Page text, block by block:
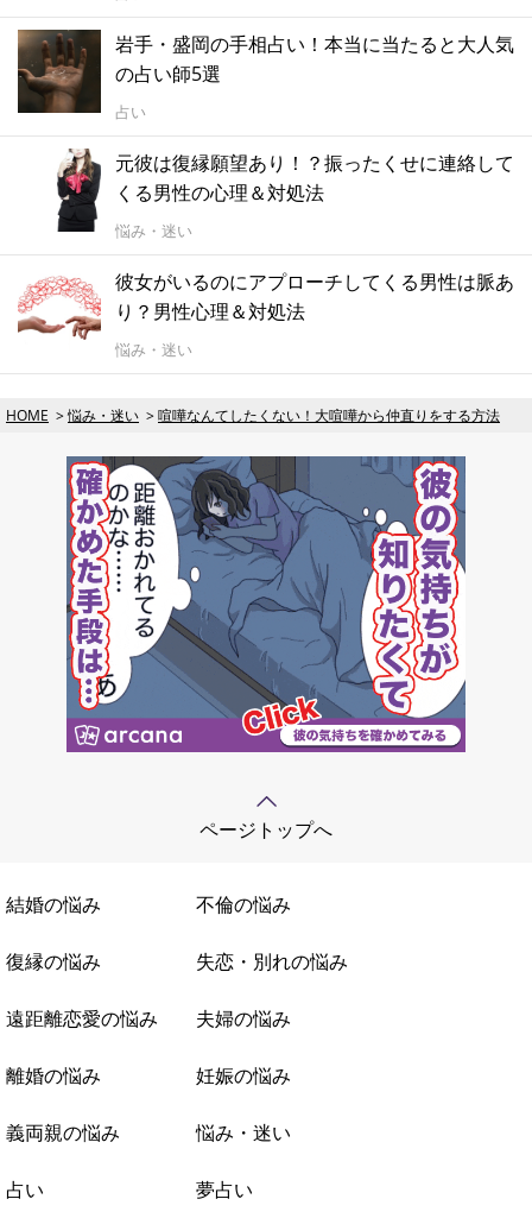
岩手・盛岡の手相占い！本当に当たると大人気
の占い師5選
占い
元彼は復縁願望あり！？振ったくせに連絡して
くる男性の心理＆対処法
悩み・迷い
彼女がいるのにアプローチしてくる男性は脈あ
り？男性心理＆対処法
悩み・迷い
HOME 悩み・迷い 喧嘩なんてしたくない！大喧嘩から仲直りをする方法
ページトップへ
結婚の悩み 不倫の悩み
復縁の悩み 失恋・別れの悩み
遠距離恋愛の悩み 夫婦の悩み
離婚の悩み 妊娠の悩み
義両親の悩み 悩み・迷い
占い 夢占い